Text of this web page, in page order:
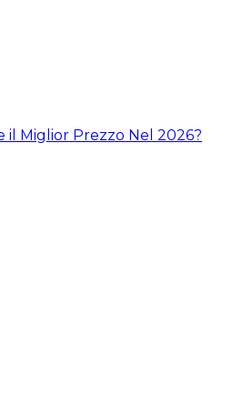
il Miglior Prezzo Nel 2026?